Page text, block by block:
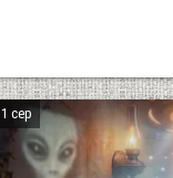
1 сер